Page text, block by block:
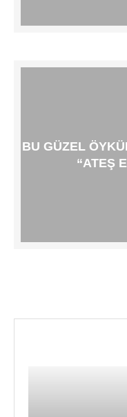
BU GÜZEL
“ATEŞ